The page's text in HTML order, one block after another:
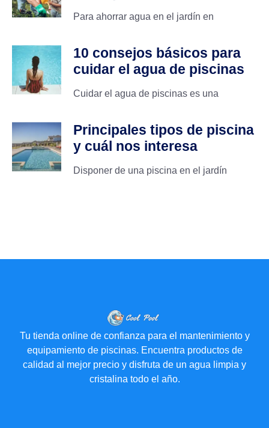
Para ahorrar agua en el jardín en
10 consejos básicos para
cuidar el agua de piscinas
Cuidar el agua de piscinas es una
Principales tipos de piscina
y cuál nos interesa
Disponer de una piscina en el jardín
Tu tienda online de confianza para el mantenimiento y
equipamiento de piscinas. Encuentra productos de
calidad al mejor precio y disfruta de un agua limpia y
cristalina todo el año.